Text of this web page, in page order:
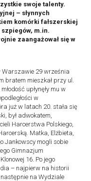
swoje talenty.
– słynnych
komórki fałszerskiej
m.in.
zaangażował się w
Warszawie 29 września
bratem mieszkał przy ul.
upłynęły mu w
w
już w latach 20. stała się
był adwokatem,
Harcerstwa Polskiego,
Matka, Elżbieta,
Jankowscy mogli sobie
Gimnazjum
16. Po jego
– najpierw na historii
na Wydziale